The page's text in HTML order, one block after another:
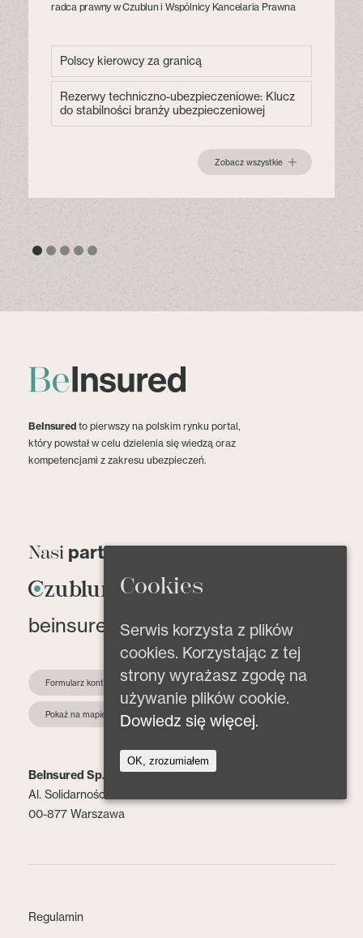
radca prawny w Czublun i Wspólnicy Kancelaria Prawna
Polscy kierowcy za granicą
Rezerwy techniczno-ubezpieczeniowe: Klucz
do stabilności branży ubezpieczeniowej
Zobacz wszystkie
BeInsured to pierwszy na polskim rynku portal,
który powstał w celu dzielenia się wiedzą oraz
kompetencjami z zakresu ubezpieczeń.
Nasi partnerzy
beinsured@beinsured.pl
Formularz kontaktowy
Pokaż na mapie
BeInsured Sp. z o.o.
Al. Solidarności 153 lok. 2
00-877 Warszawa
Regulamin
Cookies
Serwis korzysta z plików
cookies. Korzystając z tej
strony wyrażasz zgodę na
używanie plików cookie.
Dowiedz się więcej.
OK, zrozumiałem